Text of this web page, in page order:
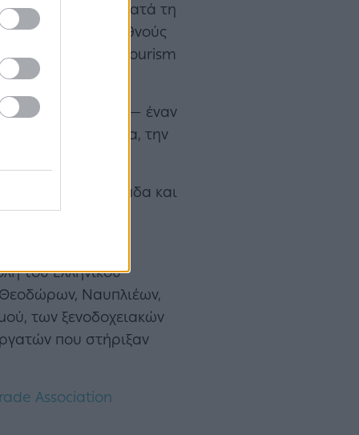
Seelley. Κατά τη
ενίσχυση της διεθνούς
και adventure tourism
στη Σπάρτη — έναν
με την ιστορία, την
στην Ελλάδα και
και
του Ελληνικού
Ναυπλιέων,
των ξενοδοχειακών
που στήριξαν
Association